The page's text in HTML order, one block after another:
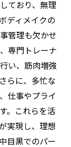
ており、無理
ディメイクの
管理も欠かせ
専門トレーナ
い、筋肉増強
らに、多忙な
仕事やプライ
。これらを活
実現し、理想
目黒でのパー